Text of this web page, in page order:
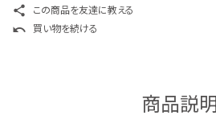
share この商品を友達に教える
undo 買い物を続ける
商品説明